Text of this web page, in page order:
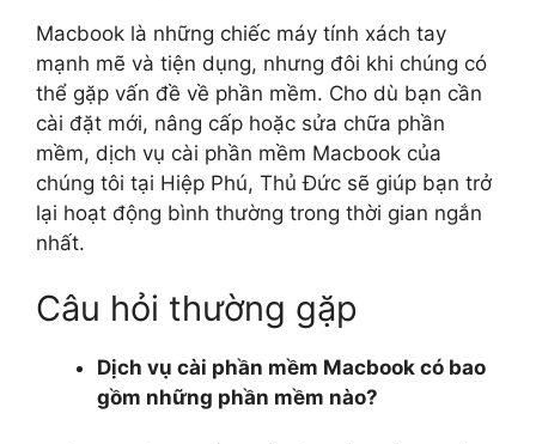
Macbook là những chiếc máy tính xách tay
mạnh mẽ và tiện dụng, nhưng đôi khi chúng có
thể gặp vấn đề về phần mềm. Cho dù bạn cần
cài đặt mới, nâng cấp hoặc sửa chữa phần
mềm, dịch vụ cài phần mềm Macbook của
chúng tôi tại Hiệp Phú, Thủ Đức sẽ giúp bạn trở
lại hoạt động bình thường trong thời gian ngắn
nhất.
Câu hỏi thường gặp
Dịch vụ cài phần mềm Macbook có bao
gồm những phần mềm nào?